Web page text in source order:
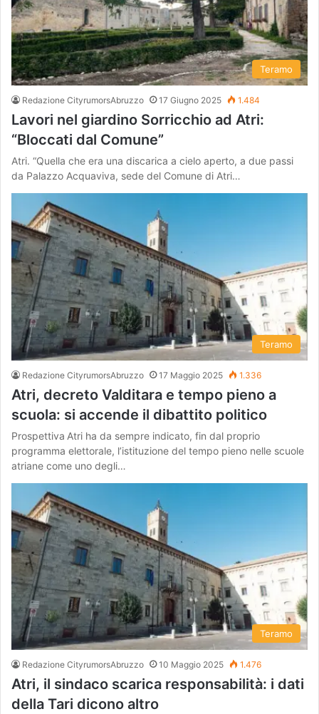
Teramo
Redazione CityrumorsAbruzzo 17 Giugno 2025 1.484
Lavori nel giardino Sorricchio ad Atri:
“Bloccati dal Comune”
Atri. “Quella che era una discarica a cielo aperto, a due passi
da Palazzo Acquaviva, sede del Comune di Atri…
Teramo
Redazione CityrumorsAbruzzo 17 Maggio 2025 1.336
Atri, decreto Valditara e tempo pieno a
scuola: si accende il dibattito politico
Prospettiva Atri ha da sempre indicato, fin dal proprio
programma elettorale, l’istituzione del tempo pieno nelle scuole
atriane come uno degli…
Teramo
Redazione CityrumorsAbruzzo 10 Maggio 2025 1.476
Atri, il sindaco scarica responsabilità: i dati
della Tari dicono altro